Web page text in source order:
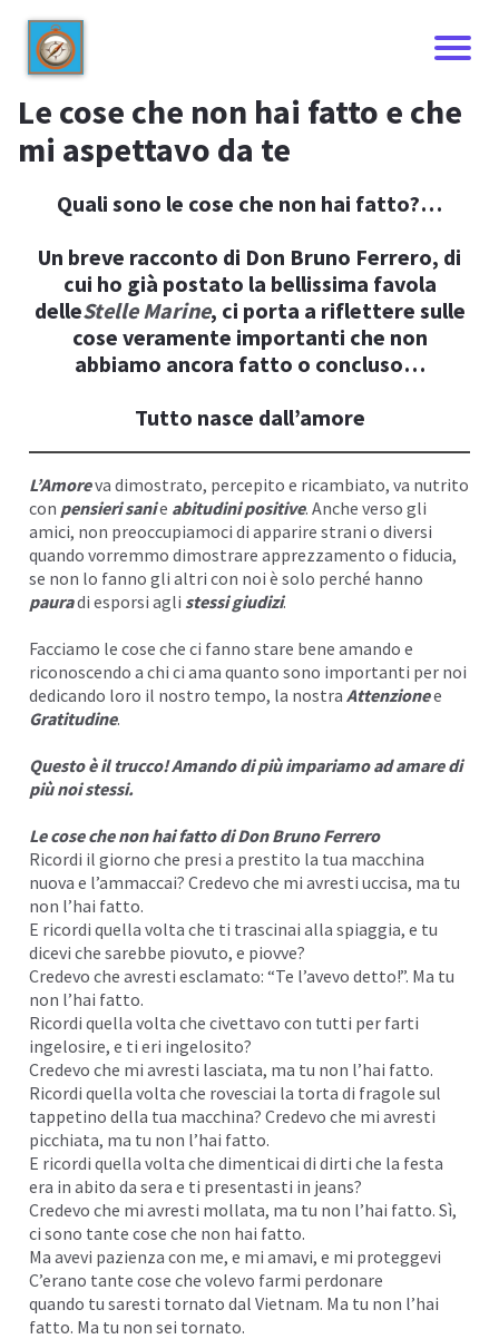
Le cose che non hai fatto e che
mi aspettavo da te
Quali sono le cose che non hai fatto?…
Un breve racconto di Don Bruno Ferrero, di
cui ho già postato la bellissima favola
delleStelle Marine, ci porta a riflettere sulle
cose veramente importanti che non
abbiamo ancora fatto o concluso…
Tutto nasce dall’amore
L’Amoreva dimostrato, percepito e ricambiato, va nutrito
con pensieri sanie abitudini positive. Anche verso gli
amici, non preoccupiamoci di apparire strani o diversi
quando vorremmo dimostrare apprezzamento o fiducia,
se non lo fanno gli altri con noi è solo perché hanno
pauradi esporsi agli stessi giudizi.
Facciamo le cose che ci fanno stare bene amando e
riconoscendo a chi ci ama quanto sono importanti per noi
dedicando loro il nostro tempo, la nostra Attenzionee
Gratitudine.
Questo è il trucco! Amando di più impariamo ad amare di
più noi stessi.
Le cose che non hai fatto diDon Bruno Ferrero
Ricordi il giorno che presi a prestito la tua macchina
nuova e l’ammaccai? Credevo che mi avresti uccisa, ma tu
non l’hai fatto.
E ricordi quella volta che ti trascinai alla spiaggia, e tu
dicevi che sarebbe piovuto, e piovve?
Credevo che avresti esclamato: “Te l’avevo detto!”. Ma tu
non l’hai fatto.
Ricordi quella volta che civettavo con tutti per farti
ingelosire, e ti eri ingelosito?
Credevo che mi avresti lasciata, ma tu non l’hai fatto.
Ricordi quella volta che rovesciai la torta di fragole sul
tappetino della tua macchina? Credevo che mi avresti
picchiata, ma tu non l’hai fatto.
E ricordi quella volta che dimenticai di dirti che la festa
era in abito da sera e ti presentasti in jeans?
Credevo che mi avresti mollata, ma tu non l’hai fatto. Sì,
ci sono tante cose che non hai fatto.
Ma avevi pazienza con me, e mi amavi, e mi proteggevi
C’erano tante cose che volevo farmi perdonare
quando tu saresti tornato dal Vietnam. Ma tu non l’hai
fatto. Ma tu non sei tornato.